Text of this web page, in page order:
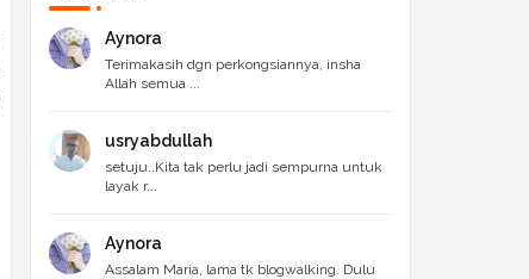
Aynora
Terimakasih dgn perkongsiannya, insha
Allah semua ...
usryabdullah
setuju..Kita tak perlu jadi sempurna untuk
layak r...
Aynora
Assalam Maria, lama tk blogwalking. Dulu